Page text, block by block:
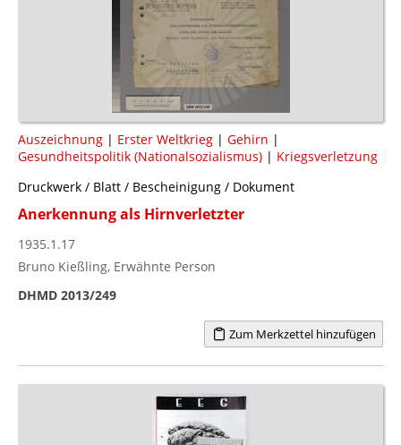
Auszeichnung | Erster Weltkrieg | Gehirn |
Gesundheitspolitik (Nationalsozialismus) | Kriegsverletzung
Druckwerk / Blatt / Bescheinigung / Dokument
Anerkennung als Hirnverletzter
1935.1.17
Bruno Kießling, Erwähnte Person
DHMD 2013/249
Zum Merkzettel hinzufügen